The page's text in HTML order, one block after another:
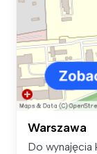
Warszawa
Do wynajęcia